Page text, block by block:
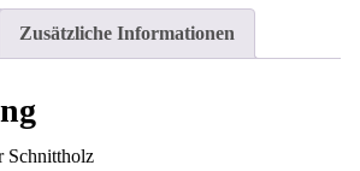
Zusätzliche Informationen
Schnittholz